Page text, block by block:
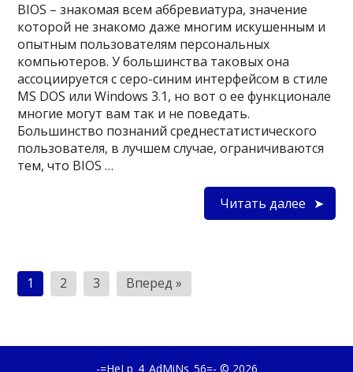
BIOS – знакомая всем аббревиатура, значение
которой не знакомо даже многим искушенным и
опытным пользователям персональных
компьютеров. У большинства таковых она
ассоциируется с серо-синим интерфейсом в стиле
MS DOS или Windows 3.1, но вот о ее функционале
многие могут вам так и не поведать.
Большинство познаний среднестатистического
пользователя, в лучшем случае, ограничиваются
тем, что BIOS …
Читать далее
Н
а
1 2 3 Вперед »
-=HeLp_4_AdMiNs_56=- © 2026